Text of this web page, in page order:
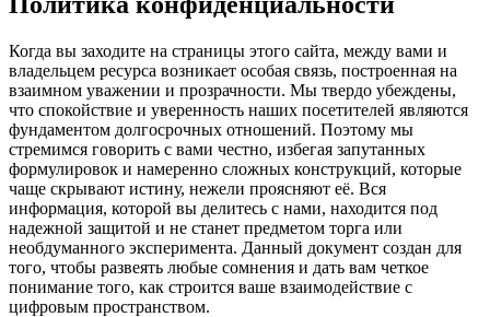
Когда вы заходите на страницы этого сайта, между вами и
владельцем ресурса возникает особая связь, построенная на
взаимном уважении и прозрачности. Мы твердо убеждены,
что спокойствие и уверенность наших посетителей являются
фундаментом долгосрочных отношений. Поэтому мы
стремимся говорить с вами честно, избегая запутанных
формулировок и намеренно сложных конструкций, которые
чаще скрывают истину, нежели проясняют её. Вся
информация, которой вы делитесь с нами, находится под
надежной защитой и не станет предметом торга или
необдуманного эксперимента. Данный документ создан для
того, чтобы развеять любые сомнения и дать вам четкое
понимание того, как строится ваше взаимодействие с
цифровым пространством.